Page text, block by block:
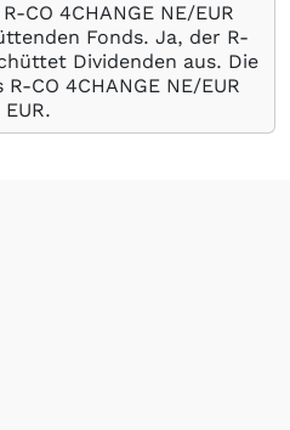
CO 4CHANGE NE/EUR
Fonds. Ja, der R-
Dividenden aus. Die
CO 4CHANGE NE/EUR
EUR.